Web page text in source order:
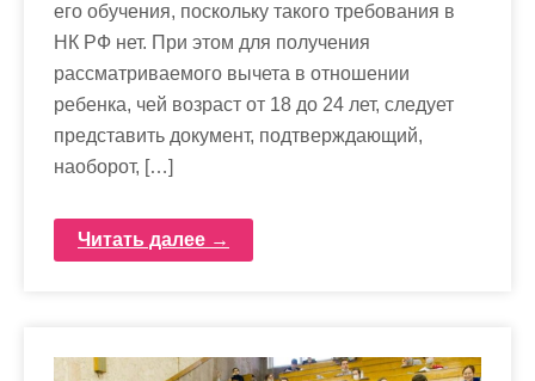
его обучения, поскольку такого требования в
НК РФ нет. При этом для получения
рассматриваемого вычета в отношении
ребенка, чей возраст от 18 до 24 лет, следует
представить документ, подтверждающий,
наоборот, […]
Читать далее →